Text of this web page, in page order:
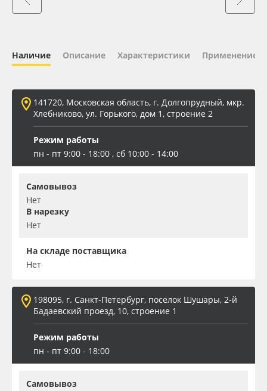
ПЭТ листовой
ПЭТ бэклит
Баннер
Наличие Описание Характеристики Применение
141720, Московская область, г. Долгопрудный, мкр.
Хлебниково, ул. Горького, дом 1, строение 2
Режим работы
пн - пт 9:00 - 18:00 , сб 10:00 - 14:00
Самовывоз
Нет
В нарезку
Нет
На складе поставщика
Нет
198095, г. Санкт-Петербург, поселок Шушары, 2-й
Бадаевский проезд, 10, строение 1
Режим работы
пн - пт 9:00 - 18:00
Самовывоз